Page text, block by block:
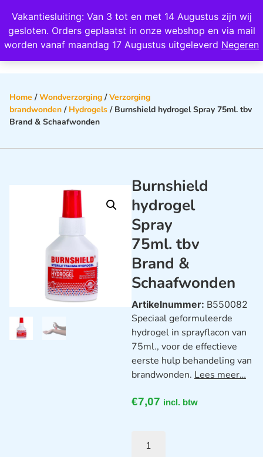
Vakantiesluiting: Van 3 tot en met 14 Augustus zijn wij
gesloten. Orders geplaatst in onze webshop en via mail
worden vanaf maandag 17 Augustus uitgeleverd Negeren
Wij scoren een 4,8 op Google
Home /Wondverzorging /Verzorging
brandwonden / Hydrogels / Burnshield hydrogel Spray 75ml. tbv
Brand & Schaafwonden
Burnshield
hydrogel
Spray
75ml. tbv
Brand &
Schaafwonden
Artikelnummer: B550082
Speciaal geformuleerde
hydrogel in sprayflacon van
75ml., voor de effectieve
eerste hulp behandeling van
brandwonden. Lees meer…
€7,07 incl. btw